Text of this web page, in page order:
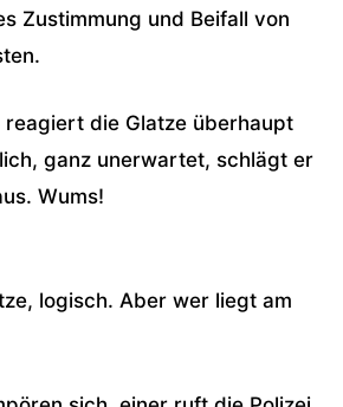
Zustimmung und Beifall von
reagiert die Glatze überhaupt
ganz unerwartet, schlägt er
Wums!
logisch. Aber wer liegt am